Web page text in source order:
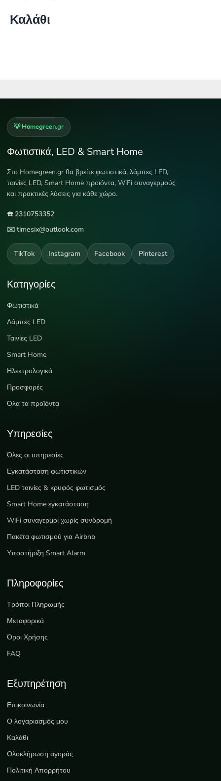
Καλάθι
💡 Homegreen.gr
Φωτιστικά, LED & Smart Home
Στο Homegreen.gr θα βρείτε φωτιστικά, λάμπες LED,
ταινίες LED, Smart Home προϊόντα, WiFi συναγερμούς
και πρακτικές λύσεις για κάθε χώρο.
☎️ 2310753352
✉️ timesix@outlook.com
TikTok Instagram Facebook Pinterest
Κατηγορίες
Φωτιστικά
Λάμπες LED
Ταινίες LED
Smart Home
Ηλεκτρολογικά
Προσφορές
Όλα τα προϊόντα
Υπηρεσίες
Όλες οι υπηρεσίες
Εγκατάσταση φωτιστικών
LED ταινίες & κρυφός φωτισμός
Smart Home εγκατάσταση
WiFi συναγερμοί χωρίς συνδρομή
Πακέτα φωτισμού για Airbnb
Υποστήριξη Smart Alarm
Πληροφορίες
Τρόποι Πληρωμής
Μεταφορικά
Όροι Χρήσης
FAQ
Εξυπηρέτηση
Επικοινωνία
Ο λογαριασμός μου
Καλάθι
Ολοκλήρωση αγοράς
Πολιτική Απορρήτου